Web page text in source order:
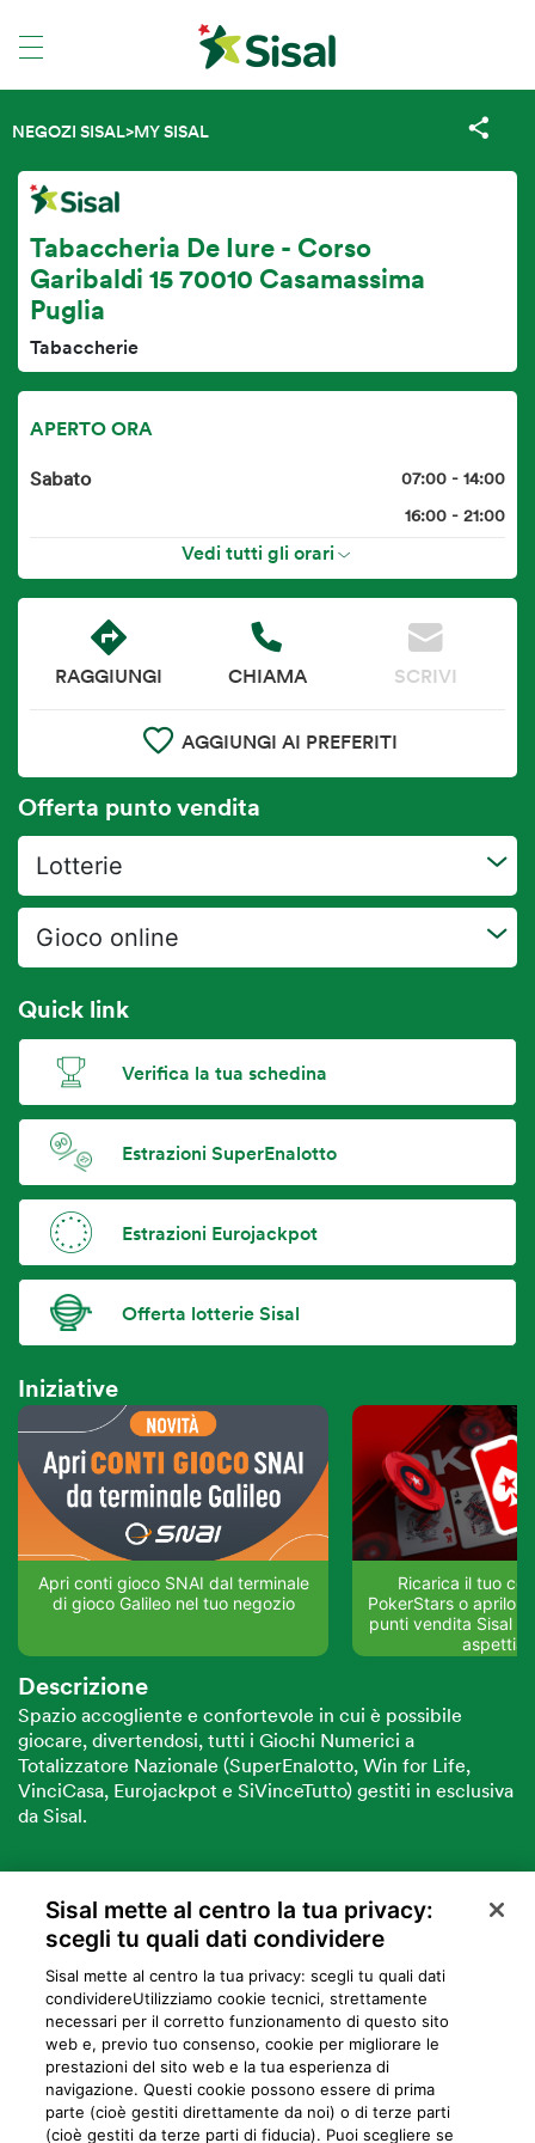
NEGOZI SISAL>MY SISAL
Tabaccheria De Iure - Corso
Garibaldi 15 70010 Casamassima
Puglia
Tabaccherie
APERTO ORA
Sabato
07:00 - 14:00
16:00 - 21:00
Vedi tutti gli orari
Offerta punto vendita
Lotterie
Gioco online
Quick link
Verifica la tua schedina
Estrazioni SuperEnalotto
Estrazioni Eurojackpot
Offerta lotterie Sisal
Iniziative
Apri conti gioco SNAI dal terminale
di gioco Galileo nel tuo negozio
Ricarica il tuo
PokerStars o aprilo
punti vendita Sisal
Descrizione
Spazio accogliente e confortevole in cui è possibile
giocare, divertendosi, tutti i Giochi Numerici a
Totalizzatore Nazionale (SuperEnalotto, Win for Life,
VinciCasa, Eurojackpot e SiVinceTutto) gestiti in esclusiva
da Sisal.
VUOI DIVENTARE PARTNER SISAL?
RAGGIUNGI CHIAMA SCRIVI
AGGIUNGI AI PREFERITI
Privacy Cookie Mappa del sito Preferiti Iniziative Programma
Sisal mette al centro la tua privacy:
scegli tu quali dati condividere
Sisal mette al centro la tua privacy: scegli tu quali dati
condividere​Utilizziamo cookie tecnici, strettamente
necessari per il corretto funzionamento di questo sito
web e, previo tuo consenso, cookie per migliorare le
prestazioni del sito web e la tua esperienza di
navigazione. Questi cookie possono essere di prima
parte (cioè gestiti direttamente da noi) o di terze parti
(cioè gestiti da terze parti di fiducia). Puoi scegliere se